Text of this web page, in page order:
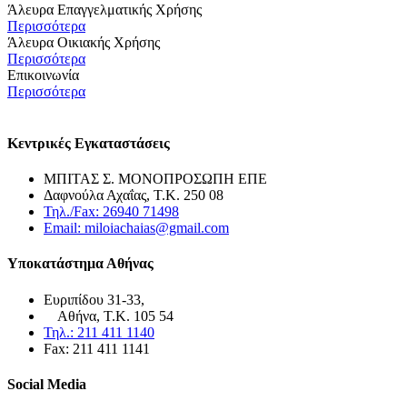
Άλευρα Επαγγελματικής Χρήσης
Περισσότερα
Άλευρα Οικιακής Χρήσης
Περισσότερα
Επικοινωνία
Περισσότερα
Κεντρικές Εγκαταστάσεις
ΜΠΙΤΑΣ Σ. ΜΟΝΟΠΡΟΣΩΠΗ ΕΠΕ
Δαφνούλα Αχαΐας, Τ.Κ. 250 08
Τηλ./Fax: 26940 71498
Email: miloiachaias@gmail.com
Υποκατάστημα Αθήνας
Ευριπίδου 31-33,
Αθήνα, Τ.Κ. 105 54
Τηλ.: 211 411 1140
Fax: 211 411 1141
Social Media